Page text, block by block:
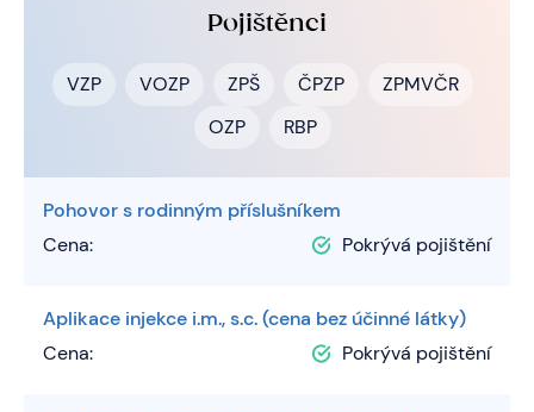
Pojištěnci
VZP VOZP ZPŠ ČPZP
ZPMVČR
OZP
RBP
Pohovor s rodinným příslušníkem
Cena:
Pokrývá pojištění
Aplikace injekce i.m., s.c. (cena bez účinné látky)
Cena:
Pokrývá pojištění